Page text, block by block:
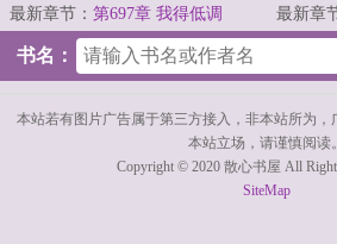
不得不用一篇...
最新章节： 第697章 我得低调
奇怪的
最新章
书名：
本站若有图片广告属于第三方接入，非本站所为
本站立场，请谨慎阅读。
Copyright © 2020 散心书屋 All
SiteMap